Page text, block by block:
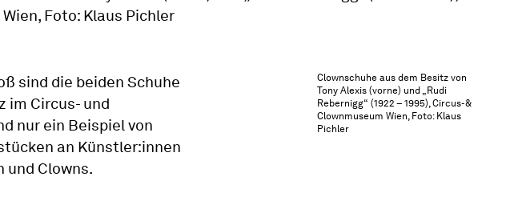
Clownschuhe aus dem Besitz von
Tony Alexis (vorne) und „Rudi
Rebernigg“ (1922 – 1995), Circus- &
Clownmuseum Wien, Foto: Klaus
Pichler
sind die beiden Schuhe
im Circus- und
nur ein Beispiel von
an Künstler:innen
und Clowns.